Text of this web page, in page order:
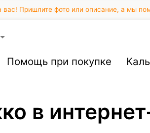
вас! Пришлите фото или описание, а мы
Помощь при покупке
в